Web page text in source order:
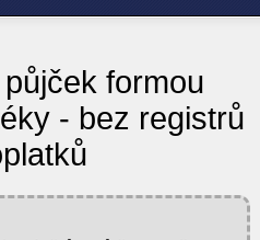
formou
- bez registrů